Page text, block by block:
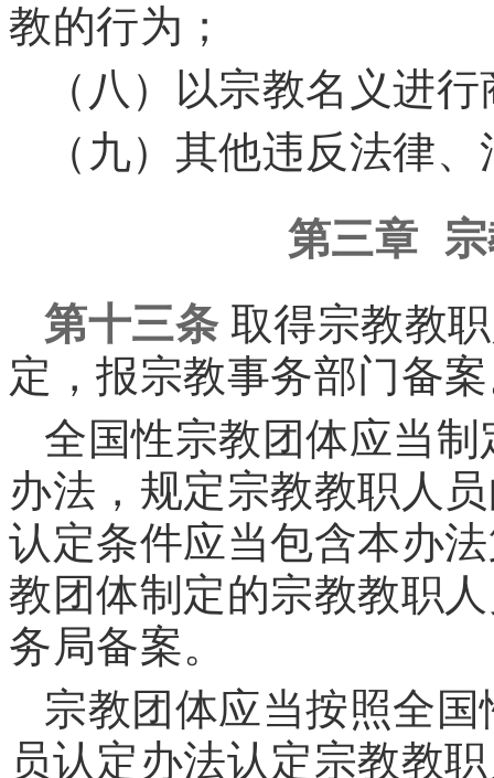
教的行为；
（八）以宗教名义进
（九）其他违反法律
第三章
第十三条取得宗教教
定，报宗教事务部门备
全国性宗教团体应当
办法，规定宗教教职人
认定条件应当包含本办
教团体制定的宗教教职
务局备案。
宗教团体应当按照全
员认定办法认定宗教教